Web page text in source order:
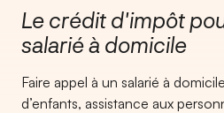
Le crédit d'impôt
salarié à domicile
Faire appel à un salarié à
d’enfants, assistance aux